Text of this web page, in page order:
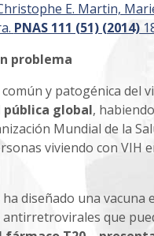
E. Martin,
PNAS 111 (51) (2014)
problema
común y patogénica del
pública global,
Mundial de la
viviendo con VIH
diseñado una
que